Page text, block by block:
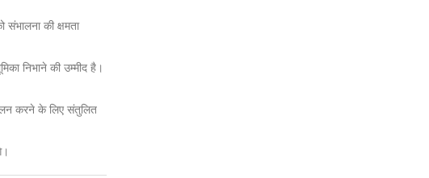
की क्षमता
निभाने की उम्मीद है।
करने के लिए संतुलित